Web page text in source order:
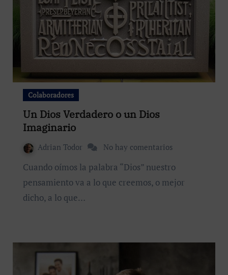
Colaboradores
Un Dios Verdadero o un Dios
Imaginario
Adrian Todor No hay comentarios
Cuando oímos la palabra “Dios” nuestro
pensamiento va a lo que creemos, o mejor
dicho, a lo que…